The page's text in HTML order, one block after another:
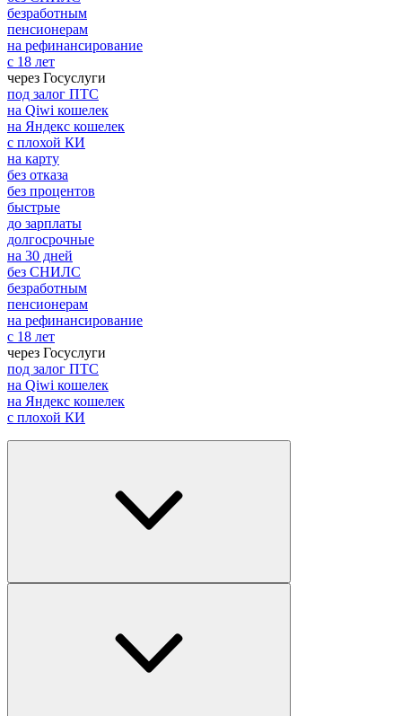
безработным
пенсионерам
на рефинансирование
с 18 лет
через Госуслуги
под залог ПТС
на Qiwi кошелек
на Яндекс кошелек
с плохой КИ
на карту
без отказа
без процентов
быстрые
до зарплаты
долгосрочные
на 30 дней
без СНИЛС
безработным
пенсионерам
на рефинансирование
с 18 лет
через Госуслуги
под залог ПТС
на Qiwi кошелек
на Яндекс кошелек
с плохой КИ